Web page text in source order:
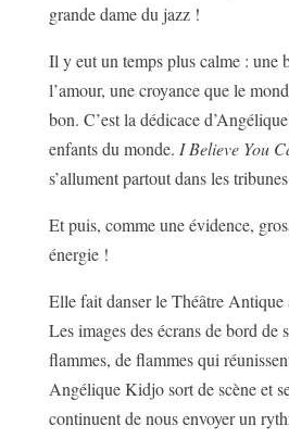
grande dame du jazz !
Il y eut un temps plus calme : une
l’amour, une croyance que le
bon. C’est la dédicace
enfants du monde. I Believe You
s’allument partout dans les
Et puis, comme une évidence,
énergie !
Elle fait danser le Théâtre Antique
Les images des écrans de bord de
flammes, de flammes qui
Angélique Kidjo sort de scène et
continuent de nous envoyer un